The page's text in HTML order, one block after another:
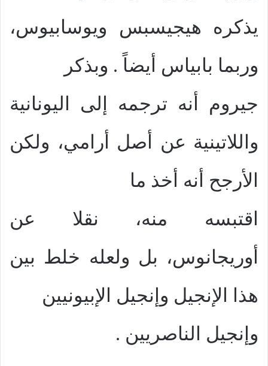
يذكره هيجيسبس ويوسابيوس،
وربما بابياس أيضاً . وبذكر
جيروم أنه ترجمه إلى اليونانية
واللاتينية عن أصل أرامي، ولكن
الأرجح أنه أخذ ما
اقتبسه منه، نقلا عن
أوريجانوس، بل ولعله خلط بين
هذا الإنجيل وإنجيل الإبيونيين
وإنجيل الناصريين .